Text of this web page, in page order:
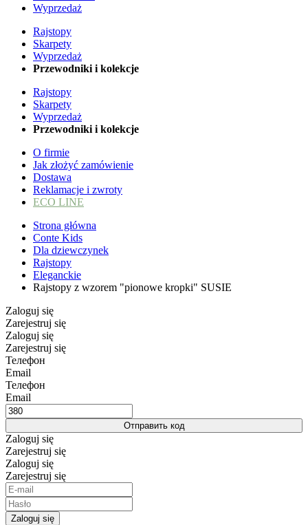
Wyprzedaż
Rajstopy
Skarpety
Wyprzedaż
Przewodniki i kolekcje
Rajstopy
Skarpety
Wyprzedaż
Przewodniki i kolekcje
O firmie
Jak złożyć zamówienie
Dostawa
Reklamacje i zwroty
ECO LINE
Strona główna
Conte Kids
Dla dziewczynek
Rajstopy
Eleganckie
Rajstopy z wzorem "pionowe kropki" SUSIE
Zaloguj się
Zarejestruj się
Zaloguj się
Zarejestruj się
Телефон
Email
Телефон
Email
Отправить код
Zaloguj się
Zarejestruj się
Zaloguj się
Zarejestruj się
Zaloguj się